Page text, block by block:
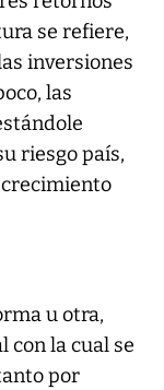
se refiere,
inversiones
las
riesgo país,
crecimiento
u otra,
con la cual se
por